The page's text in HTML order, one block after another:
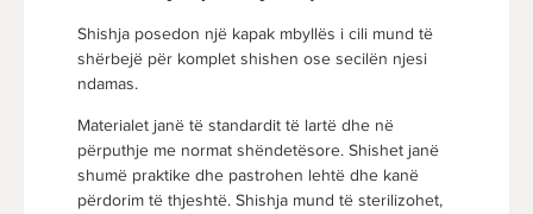
Shishja posedon një kapak mbyllës i cili mund të
shërbejë për komplet shishen ose secilën njesi
ndamas.
Materialet janë të standardit të lartë dhe në
përputhje me normat shëndetësore. Shishet janë
shumë praktike dhe pastrohen lehtë dhe kanë
përdorim të thjeshtë. Shishja mund të sterilizohet,